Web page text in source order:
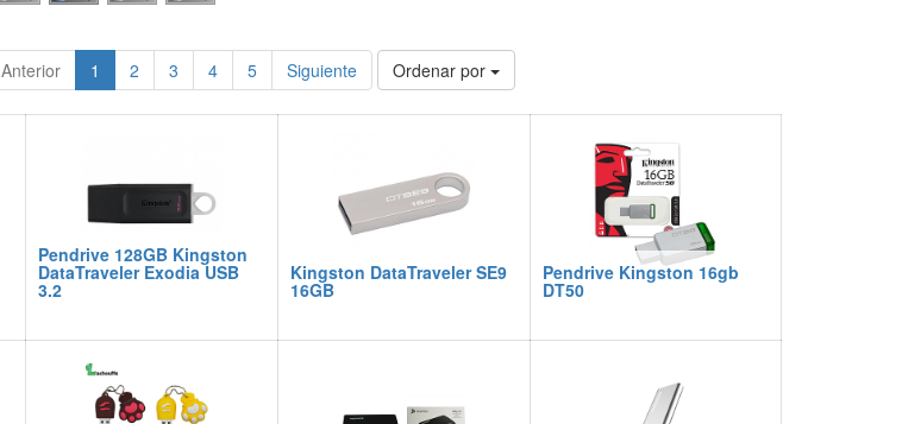
Anterior 1 2 3 4 5 Siguiente Ordenar por
Pendrive 128GB Kingston
DataTraveler Exodia USB
3.2
Kingston DataTraveler SE9
16GB
Pendrive Kingston 16gb
DT50